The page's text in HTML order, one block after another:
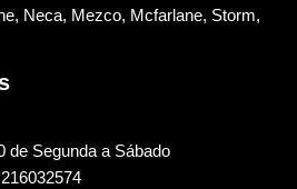
Neca, Mezco, Mcfarlane, Storm,
de Segunda a Sábado